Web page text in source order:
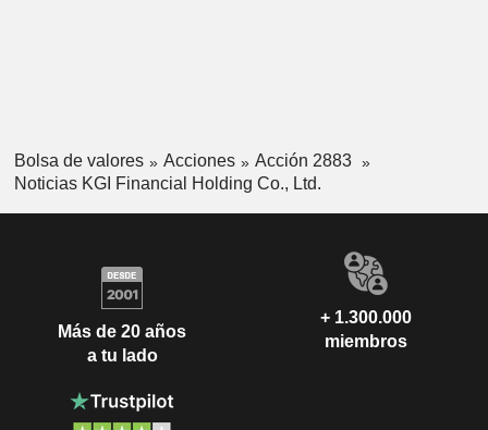
Bolsa de valores Acciones
Acción 2883
Noticias KGI Financial Holding Co., Ltd.
Más de 20 años
a tu lado
+ 1.300.000
miembros